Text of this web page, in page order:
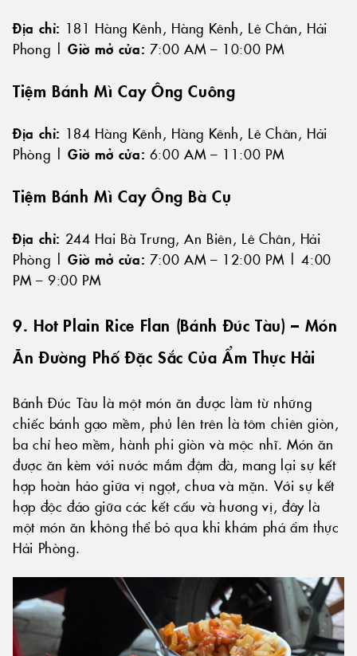
Địa chỉ: 181 Hàng Kênh, Hàng Kênh, Lê Chân, Hải
Phong |Giờ mở cửa: 7:00 AM – 10:00 PM
Tiệm Bánh Mì Cay Ông Cuông
Địa chỉ: 184 Hàng Kênh, Hàng Kênh, Lê Chân, Hải
Phòng |Giờ mở cửa: 6:00 AM – 11:00 PM
Tiệm Bánh Mì Cay Ông Bà Cụ
Địa chỉ: 244 Hai Bà Trưng, An Biên, Lê Chân, Hải
Phòng |Giờ mở cửa: 7:00 AM – 12:00 PM | 4:00
PM – 9:00 PM
9. Hot Plain Rice Flan (Bánh Đúc Tàu) – Món
Ăn Đường Phố Đặc Sắc Của Ẩm Thực Hải
Bánh Đúc Tàu là một món ăn được làm từ những
chiếc bánh gạo mềm, phủ lên trên là tôm chiên giòn,
ba chỉ heo mềm, hành phi giòn và mộc nhĩ. Món ăn
được ăn kèm với nước mắm đậm đà, mang lại sự kết
hợp hoàn hảo giữa vị ngọt, chua và mặn. Với sự kết
hợp độc đáo giữa các kết cấu và hương vị, đây là
một món ăn không thể bỏ qua khi khám phá ẩm thực
Hải Phòng.